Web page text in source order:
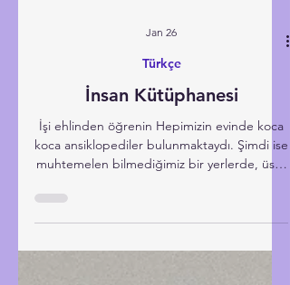
Jan 26
Türkçe
İnsan Kütüphanesi
İşi ehlinden öğrenin Hepimizin evinde koca
muhtemelen bilmediğimiz bir yerlerde, üstü
toz içinde bir kolinin içerisinde öylece